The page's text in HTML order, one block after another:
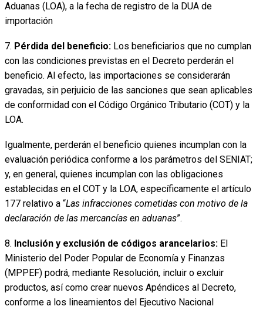
Aduanas (LOA), a la fecha de registro de la DUA de
importación
7. Pérdida del beneficio: Los beneficiarios que no cumplan
con las condiciones previstas en el Decreto perderán el
beneficio. Al efecto, las importaciones se considerarán
gravadas, sin perjuicio de las sanciones que sean aplicables
de conformidad con el Código Orgánico Tributario (COT) y la
LOA.
Igualmente, perderán el beneficio quienes incumplan con la
evaluación periódica conforme a los parámetros del SENIAT;
y, en general, quienes incumplan con las obligaciones
establecidas en el COT y la LOA, específicamente el artículo
177 relativo a “Las infracciones cometidas con motivo de la
declaración de las mercancías en aduanas”.
8. Inclusión y exclusión de códigos arancelarios: El
Ministerio del Poder Popular de Economía y Finanzas
(MPPEF) podrá, mediante Resolución, incluir o excluir
productos, así como crear nuevos Apéndices al Decreto,
conforme a los lineamientos del Ejecutivo Nacional